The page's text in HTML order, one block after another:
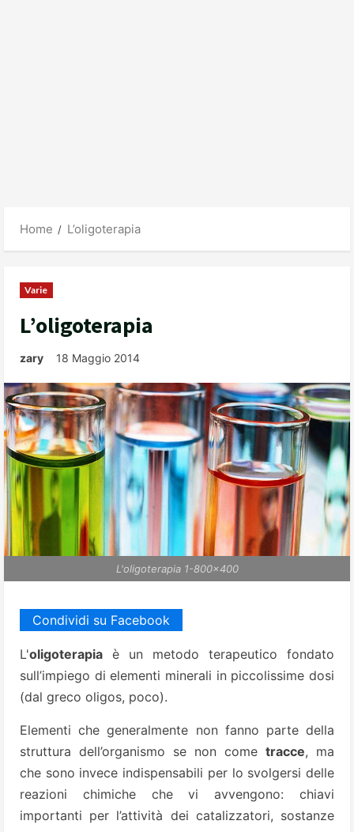
Home L’oligoterapia
Varie
L’oligoterapia
zary 18 Maggio 2014
L'oligoterapia 1-800x400
Condividi su Facebook
L'oligoterapia è un metodo terapeutico fondato
sull’impiego di elementi minerali in piccolissime dosi
(dal greco oligos, poco).
Elementi che generalmente non fanno parte della
struttura dell’organismo se non come tracce, ma
che sono invece indispensabili per lo svolgersi delle
reazioni chimiche che vi avvengono: chiavi
importanti per l’attività dei catalizzatori, sostanze